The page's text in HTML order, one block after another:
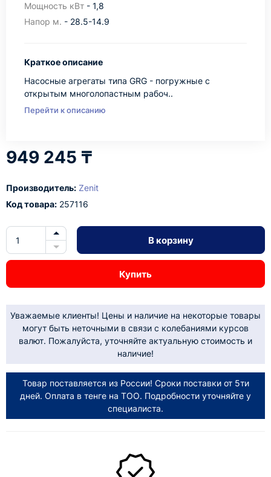
Мощность кВт - 1,8
Напор м. - 28.5-14.9
Краткое описание
Насосные агрегаты типа GRG - погружные с
открытым многолопастным рабоч..
Перейти к описанию
949 245 ₸
Производитель: Zenit
Код товара: 257116
В корзину
Купить
Уважаемые клиенты! Цены и наличие на некоторые товары
могут быть неточными в связи с колебаниями курсов
валют. Пожалуйста, уточняйте актуальную стоимость и
наличие!
Товар поставляется из России! Сроки поставки от 5ти
дней. Оплата в тенге на ТОО. Подробности уточняйте у
специалиста.